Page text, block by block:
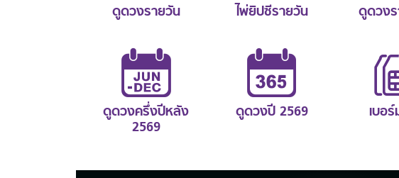
ดูดวงรายวัน ไพ่ยิปซีรายวัน ดูดวง
ดูดวงครึ่งปีหลัง
2569
ดูดวงปี 2569 เบอ